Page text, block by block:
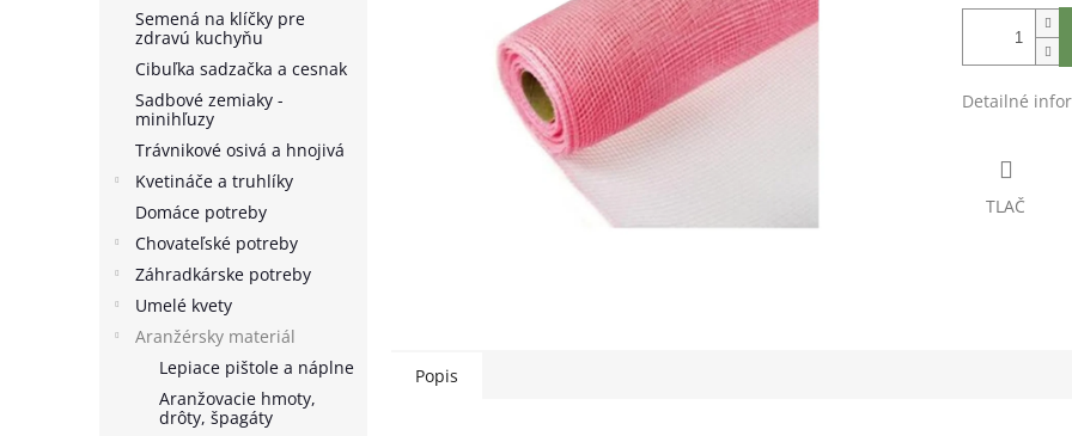
Semená na klíčky pre
zdravú kuchyňu
Cibuľka sadzačka a cesnak
Sadbové zemiaky -
minihľuzy
Trávnikové osivá a hnojivá
Kvetináče a truhlíky
Domáce potreby
Chovateľské potreby
Záhradkárske potreby
Umelé kvety
Aranžérsky materiál
Lepiace pištole a náplne
Aranžovacie hmoty,
drôty, špagáty
Detailné
TLAČ
Popis